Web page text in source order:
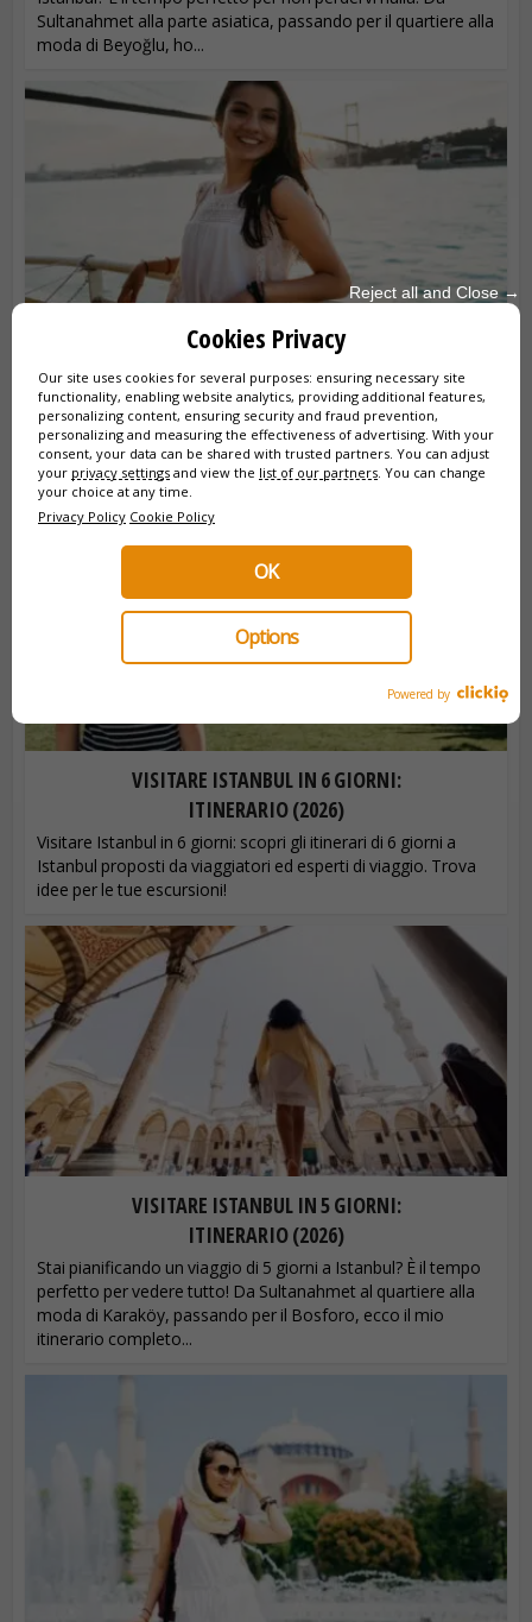
Sultanahmet alla parte asiatica, passando per il quartiere alla
moda di Beyoğlu, ho...
GUIDA TURISTICA A ISTANBUL
Non lasciare la tua vacanza al caso. Scopri Istanbul con una
guida ufficiale. Goditi tour privati ​​e personalizzati per
esplorare Santa Sofia, il Bosforo e la parte asiatica senza
stress e lontano...
VISITARE ISTANBUL IN 6 GIORNI:
ITINERARIO (2026)
Visitare Istanbul in 6 giorni: scopri gli itinerari di 6 giorni a
Istanbul proposti da viaggiatori ed esperti di viaggio. Trova
idee per le tue escursioni!
VISITARE ISTANBUL IN 5 GIORNI:
ITINERARIO (2026)
Stai pianificando un viaggio di 5 giorni a Istanbul? È il tempo
perfetto per vedere tutto! Da Sultanahmet al quartiere alla
moda di Karaköy, passando per il Bosforo, ecco il mio
itinerario completo...
Reject all and Close →
Cookies Privacy
Our site uses cookies for several purposes: ensuring necessary site
functionality, enabling website analytics, providing additional features,
personalizing content, ensuring security and fraud prevention,
personalizing and measuring the effectiveness of advertising. With your
consent, your data can be shared with trusted partners. You can adjust
your privacy settings and view the list of our partners . You can change
your choice at any time.
Privacy Policy Cookie Policy
Options
OK
Powered by